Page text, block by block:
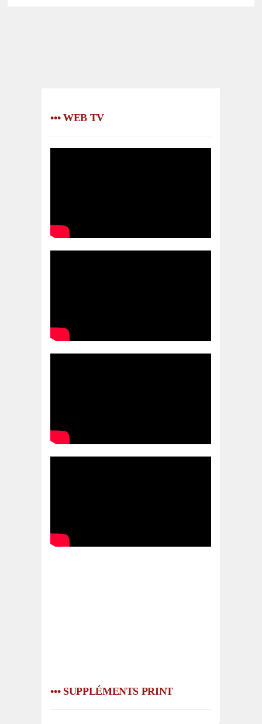
••• WEB TV
••• SUPPLÉMENTS PRINT